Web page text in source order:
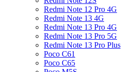
Redmi Note 12 Pro 4G
Redmi Note 13 4G
Redmi Note 13 Pro 4G
Redmi Note 13 Pro 5G
Redmi Note 13 Pro Plus
Poco C61
Poco C65